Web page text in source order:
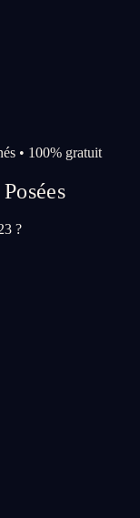
• 100% gratuit
?